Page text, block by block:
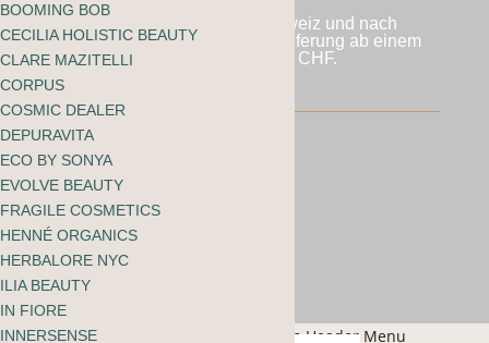
Wir versenden in die Schweiz und nach
Liechtenstein. Kostenlose Lieferung ab einem
Bestellwert von 60 CHF.
AGB mooi webshop
Datenschutzbestimmungen
© 2026 mooi natural beauty
BOOMING BOB
CECILIA HOLISTIC BEAUTY
CLARE MAZITELLI
CORPUS
COSMIC DEALER
DEPURAVITA
ECO BY SONYA
EVOLVE BEAUTY
FRAGILE COSMETICS
HENNÉ ORGANICS
HERBALORE NYC
ILIA BEAUTY
IN FIORE
INNERSENSE